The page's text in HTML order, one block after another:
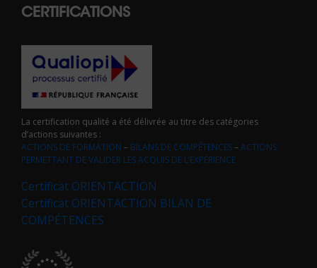
CERTIFICATIONS
La certification qualité a été délivrée au titre des catégories
d’actions suivantes :
ACTIONS DE FORMATION – BILANS DE COMPÉTENCES–ACTIONS
PERMETTANT DE VALIDER LES ACQUIS DE L’EXPÉRIENCE
Certificat ORIENTACTION
Certificat ORIENTACTION BILAN DE
COMPÉTENCES